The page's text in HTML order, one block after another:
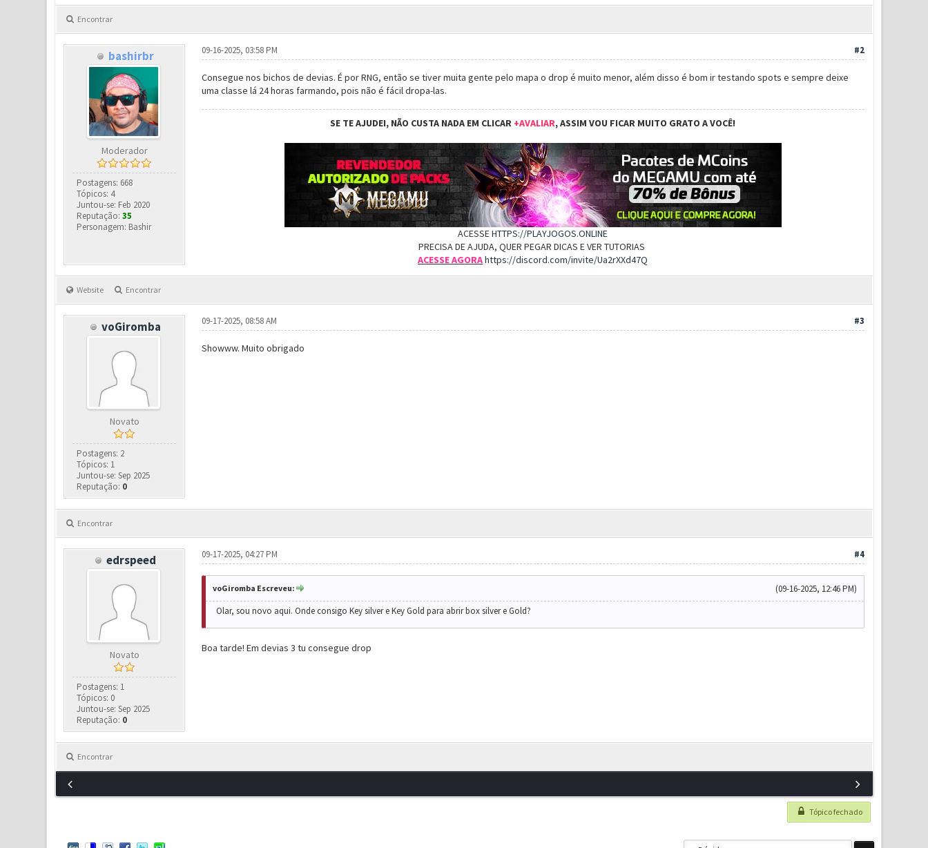
Encontrar
bashirbr
Moderador
Postagens: 668
Tópicos: 4
Juntou-se: Feb 2020
Reputação:35
Personagem: Bashir
#2
09-16-2025, 03:58 PM
Consegue nos bichos de devias. É por RNG, então se tiver muita gente pelo mapa o drop é muito menor, além disso é bom ir testando spots e sempre deixe
uma classe lá 24 horas farmando, pois não é fácil dropa-las.
SE TE AJUDEI, NÃO CUSTA NADA EM CLICAR +AVALIAR, ASSIM VOU FICAR MUITO GRATO A VOCÊ!
ACESSEHTTPS://PLAYJOGOS.ONLINE
PRECISA DE AJUDA, QUER PEGAR DICAS E VER TUTORIAS
ACESSE AGORAhttps://discord.com/invite/Ua2rXXd47Q
Website Encontrar
voGiromba
Novato
Postagens: 2
Tópicos: 1
Juntou-se: Sep 2025
Reputação: 0
#3
09-17-2025, 08:58 AM
Showww. Muito obrigado
Encontrar
edrspeed
Novato
Postagens: 1
Tópicos: 0
Juntou-se: Sep 2025
Reputação: 0
#4
09-17-2025, 04:27 PM
(09-16-2025, 12:46 PM)
voGiromba Escreveu:
Olar, sou novo aqui. Onde consigo Key silver e Key Gold para abrir box silver e Gold?
Boa tarde! Em devias 3 tu consegue drop
Encontrar
Tópico fechado